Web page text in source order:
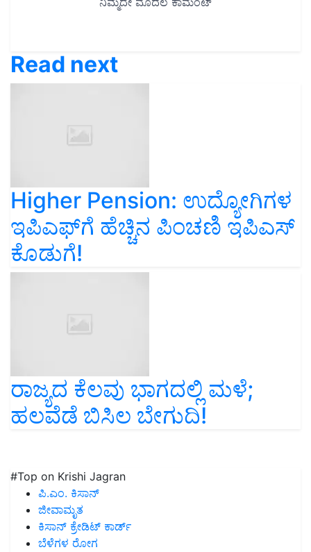
Read next
Higher Pension: ಉದ್ಯೋಗಿಗಳ
ಇಪಿಎಫ್‌ಗೆ ಹೆಚ್ಚಿನ ಪಿಂಚಣಿ ಇಪಿಎಸ್‌
ಕೊಡುಗೆ!
ರಾಜ್ಯದ ಕೆಲವು ಭಾಗದಲ್ಲಿ ಮಳೆ;
ಹಲವೆಡೆ ಬಿಸಿಲ ಬೇಗುದಿ!
#Top on Krishi Jagran
ಪಿ.ಎಂ. ಕಿಸಾನ್
ಜೀವಾಮೃತ
ಕಿಸಾನ್ ಕ್ರೇಡಿಟ್ ಕಾರ್ಡ್
ಬೆಳೆಗಳ ರೋಗ